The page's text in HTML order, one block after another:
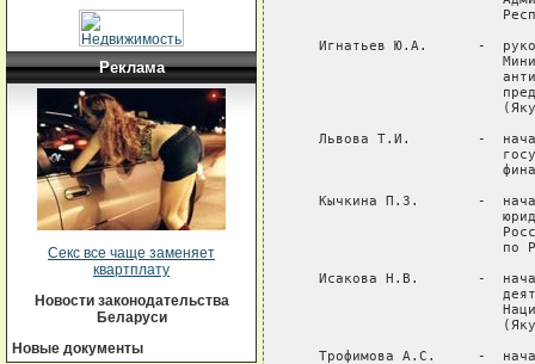
Реклама
Секс все чаще заменяет
квартплату
Новости законодательства
Беларуси
Новые документы